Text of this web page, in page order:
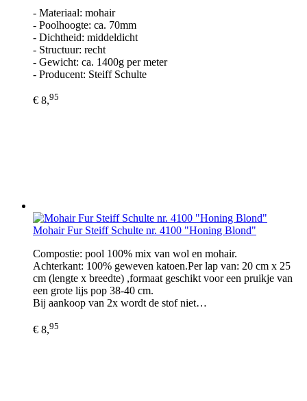
- Materiaal: mohair
- Poolhoogte: ca. 70mm
- Dichtheid: middeldicht
- Structuur: recht
- Gewicht: ca. 1400g per meter
- Producent: Steiff Schulte
€ 8,95
Mohair Fur Steiff Schulte nr. 4100 "Honing Blond"
Compostie: pool 100% mix van wol en mohair.
Achterkant: 100% geweven katoen.Per lap van: 20 cm x 25
cm (lengte x breedte) ,formaat geschikt voor een pruikje van
een grote lijs pop 38-40 cm.
Bij aankoop van 2x wordt de stof niet…
€ 8,95